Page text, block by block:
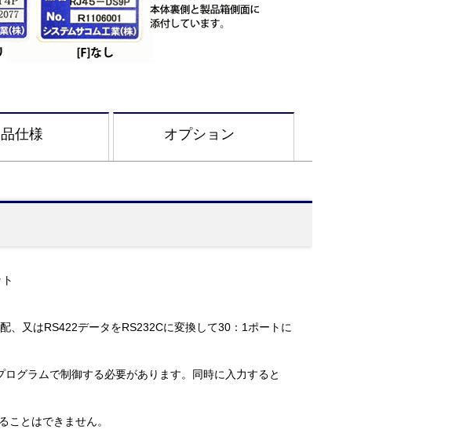
仕様 オプション
、又はRS422データをRS232Cに変換して30：1ポートに
グラムで制御する必要があります。同時に入力すると
ことはできません。